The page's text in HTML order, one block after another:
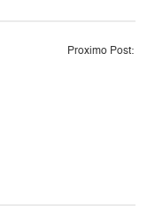
Proximo Post: